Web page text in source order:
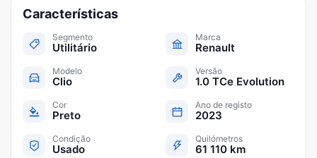
Características
Segmento
Utilitário
Marca
Renault
Modelo
Clio
Versão
1.0 TCe Evolution
Cor
Preto
Ano de registo
2023
Condição
Usado
Quilómetros
61 110 km